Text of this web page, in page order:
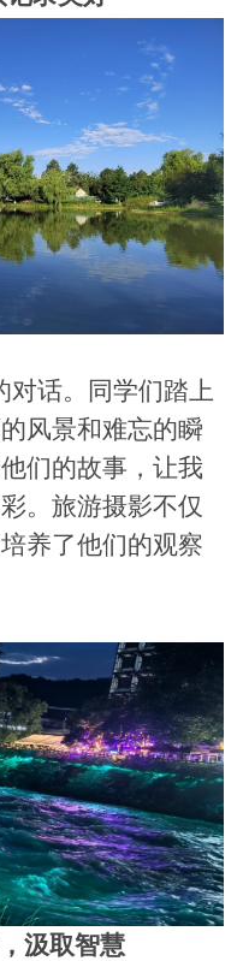
对话。同学们踏上
风景和难忘的瞬
们的故事，让我
。旅游摄影不仅
养了他们的观察
汲取智慧